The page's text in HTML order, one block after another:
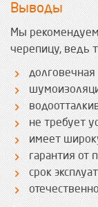
Выводы
Мы
черепицу, ведь
долговечная
не требует
имеет
гарантия от
срок